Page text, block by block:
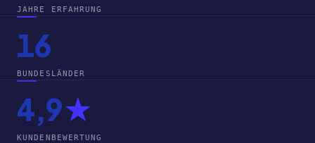
JAHRE ERFAHRUNG
16
BUNDESLÄNDER
4,9★
KUNDENBEWERTUNG